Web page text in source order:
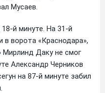
Мусаев.
й минуте. На 31-й
в ворота «Краснодара»,
Даку не смог
Александр Черников
на 87-й минуте забил